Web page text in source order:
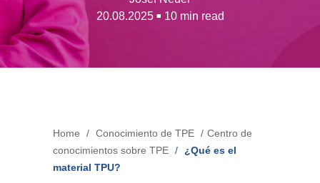
MERCADOS
Tecnología Médica
20.08.2025 ■ 10 min read
Breadcrumb
Home Conocimiento de TPE
Centro de
conocimientos sobre TPE
¿Qué es el
material TPU?